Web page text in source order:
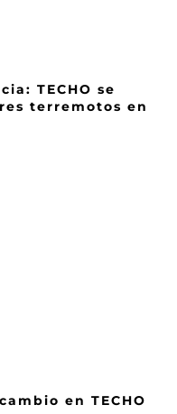
TECHO se
terremotos en
en TECHO